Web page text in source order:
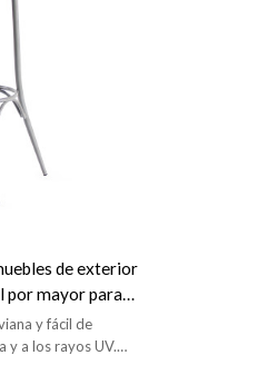
de exterior
por mayor para
y fácil de
y a los rayos UV.